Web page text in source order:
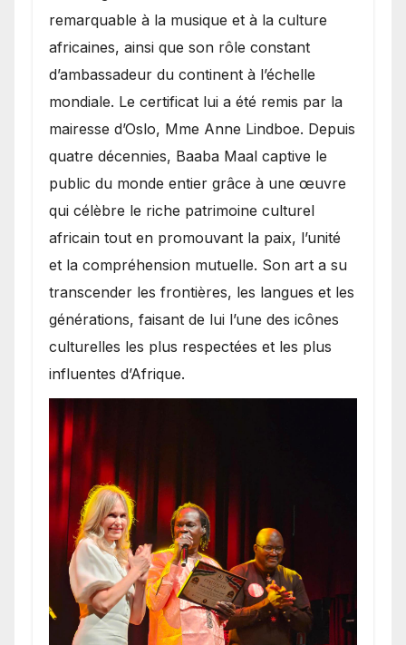
remarquable à la musique et à la culture
africaines, ainsi que son rôle constant
d’ambassadeur du continent à l’échelle
mondiale. Le certificat lui a été remis par la
mairesse d’Oslo, Mme Anne Lindboe. Depuis
quatre décennies, Baaba Maal captive le
public du monde entier grâce à une œuvre
qui célèbre le riche patrimoine culturel
africain tout en promouvant la paix, l’unité
et la compréhension mutuelle. Son art a su
transcender les frontières, les langues et les
générations, faisant de lui l’une des icônes
culturelles les plus respectées et les plus
influentes d’Afrique.